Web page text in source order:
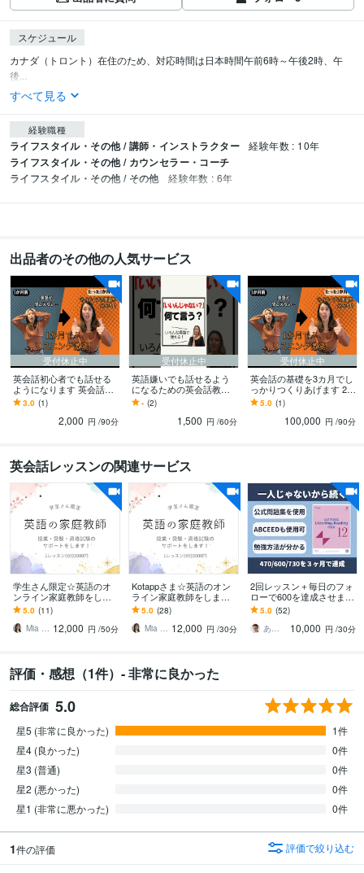
スケジュール
カナダ（トロント）在住のため、対応時間は日本時間午前6時～午後2時、午
後...
すべて見る
経験職種
ライフスタイル・その他 / 講師・インストラクター 経験年数 : 10年
ライフスタイル・その他 / カウンセラー・コーチ
ライフスタイル・その他 / その他
経験年数 : 6年
出品者のその他の人気サービス
受付休止中
英会話初心者でも話せる
ようになります 英会話レ
ッスン（90分）つきコー
チングで英語と勉強方法
3.0 (1)
2,000 円 /90分
受付休止中
英語嫌いでも話せるよう
になるための英会話教え
ます 1月間のコーチング限
定2名で月1500円の買い切
- (2)
1,500 円 /60分
受付休止中
英会話の基礎を3カ月でし
っかりつくりあげます 20
0分のレッスン+アウトプ
ット練習教材+リスニング
5.0 (1)
100,000 円 /90分
英会話レッスンの関連サービス
学生さん限定☆英語のオ
ンライン家庭教師をしま
す 講師歴13年・海外大卒
の講師が楽しく丁寧に教
えます！
5.0 (11)
Mia 英会話講師 12,000 円 /50分
Kotappさま☆英語のオン
ライン家庭教師をします
講師歴13年・海外大卒の
講師が楽しく丁寧に教え
ます！
5.0 (28)
Mia 英会話講師 12,000 円 /30分
2回レッスン＋毎日のフォ
ローで600を達成させます
【伴走型】あなた専用カ
リキュラム × 伴走で挫折
させません！
5.0 (52)
あなた専門のTOEIC講師☆しんじ
10,000 円 /30分
評価・感想（1件）- 非常に良かった
総合評価 5.0
星5 (非常に良かった)
1件
星4 (良かった)
0件
星3 (普通)
0件
星2 (悪かった)
0件
星1 (非常に悪かった)
0件
1件の評価 評価で絞り込む